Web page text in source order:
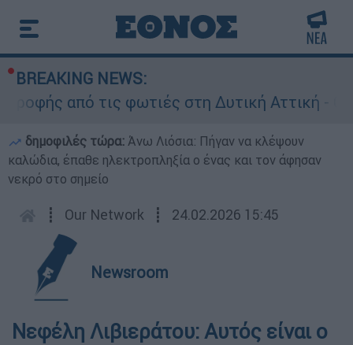
BREAKING NEWS:
από τις φωτιές στη Δυτική Αττική - Οι
δημοφιλές τώρα: Άνω Λιόσια: Πήγαν να κλέψουν
καλώδια, έπαθε ηλεκτροπληξία ο ένας και τον άφησαν
νεκρό στο σημείο
┋ Our Network ┋ 24.02.2026 15:45
Newsroom
Νεφέλη Λιβιεράτου: Αυτός είναι ο